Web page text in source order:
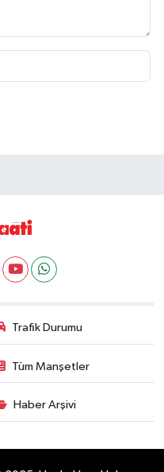
Trafik Durumu
Tüm Manşetler
Haber Arşivi